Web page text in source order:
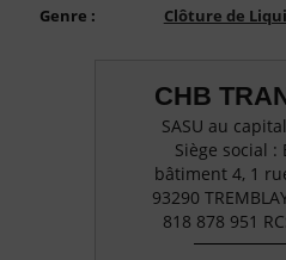
Genre :
Clôture de
CHB
SASU au
Siège social :
bâtiment 4, 1
93290
818 878 951